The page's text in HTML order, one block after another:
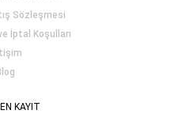
Sözleşmesi
İptal Koşulları
KAYIT